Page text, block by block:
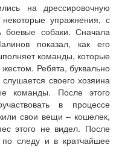
на дрессировочную
упражнения, с
боевые собаки. Сначала
показал, как его
команды, которые
Ребята, буквально
своего хозяина
команды. После этого
в процессе
свои вещи – кошелек,
этого не видел. После
следу и в кратчайшее